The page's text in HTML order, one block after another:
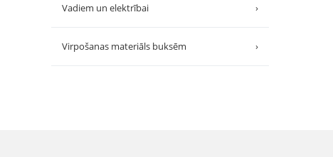
Vadiem un elektrībai ›
Virpošanas materiāls buksēm ›